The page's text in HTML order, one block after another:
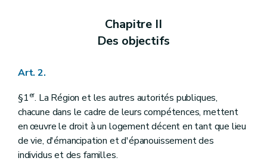
Chapitre II
Des objectifs
Art. 2.
§1er. La Région et les autres autorités publiques,
chacune dans le cadre de leurs compétences, mettent
en œuvre le droit à un logement décent en tant que lieu
de vie, d'émancipation et d'épanouissement des
individus et des familles.